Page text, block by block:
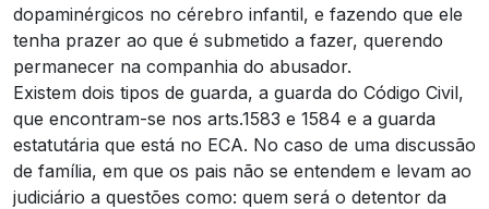
dopaminérgicos no cérebro infantil, e fazendo que ele
tenha prazer ao que é submetido a fazer, querendo
permanecer na companhia do abusador.
Existem dois tipos de guarda, a guarda do Código Civil,
que encontram-se nos arts.1583 e 1584 e a guarda
estatutária que está no ECA. No caso de uma discussão
de família, em que os pais não se entendem e levam ao
judiciário a questões como: quem será o detentor da